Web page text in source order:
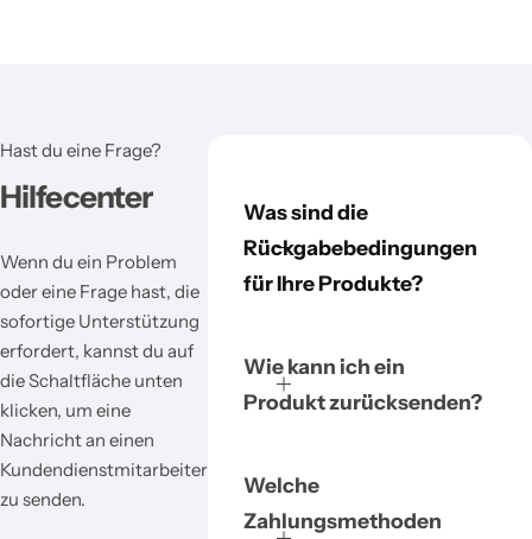
Hast du eine Frage?
Hilfecenter
Wenn du ein Problem
oder eine Frage hast, die
sofortige Unterstützung
erfordert, kannst du auf
die Schaltfläche unten
klicken, um eine
Nachricht an einen
Kundendienstmitarbeiter
zu senden.
Was sind die
Rückgabebedingungen
für Ihre Produkte?
Wie kann ich ein
Produkt zurücksenden?
Welche
Zahlungsmethoden